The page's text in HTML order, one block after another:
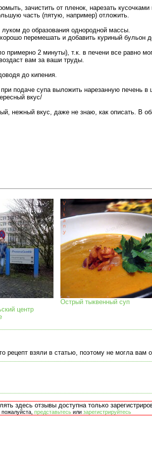
зачистить от пленок, нарезать
часть (пятую, например) отложить.
до образования однородной массы.
перемешать и добавить куриный бульон
примерно 2 минуты), т.к. в печени все равно
вам за ваши труды.
до кипения.
подаче супа выложить нарезанную печень в
вкус/
нежный вкус, даже не знаю, как описать. В
центр
Острый тыквенный суп
рецепт взяли в статью, поэтому не могла вам
здесь отзывы доступна только
пожалуйста, представьтесь или зарегистрируйтесь